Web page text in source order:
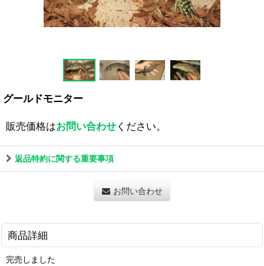
グールドモニター
販売価格はお問い合わせください。
返品特約に関する重要事項
お問い合わせ
商品詳細
完売しました